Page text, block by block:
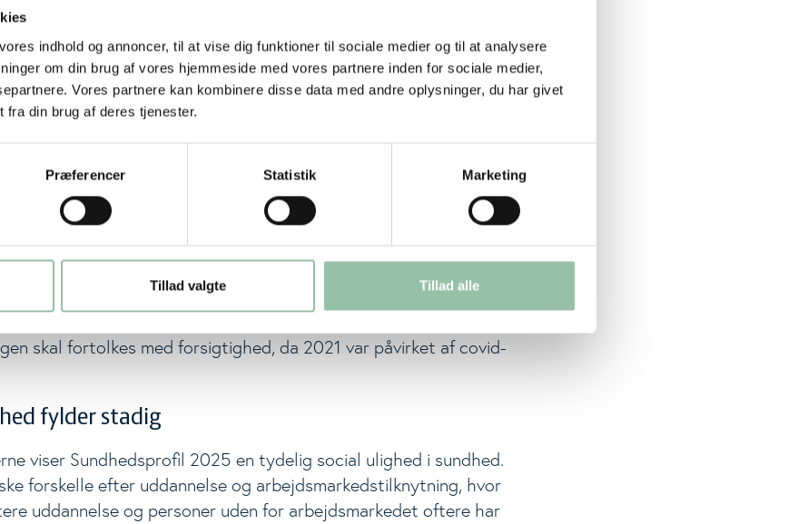
indhold og annoncer, til at vise dig funktioner til sociale medier og til at analysere
om din brug af vores hjemmeside med vores partnere inden for sociale medier,
Vores partnere kan kombinere disse data med andre oplysninger, du har givet
din brug af deres tjenester.
Præferencer Statistik Marketing
Tillad valgte Tillad alle
også positive tendenser på andre områder. Der er fx et fortsat
dagligt, og et fald i andelen med et højt alkoholforbrug over
% af voksne, at de ryger dagligt, og 14,4 % drikker mere end
uge.
samtidig, at flere belastninger fylder hos mange danskere.
på stressskalaen, og blandt kvinder 16–24 år gælder det
% været meget generet af søvnbesvær inden for de seneste 14
sig ensomme.
skal fortolkes med forsigtighed, da 2021 var påvirket af covid-
fylder stadig
viser Sundhedsprofil 2025 en tydelig social ulighed i sundhed.
forskelle efter uddannelse og arbejdsmarkedstilknytning, hvor
uddannelse og personer uden for arbejdsmarkedet oftere har